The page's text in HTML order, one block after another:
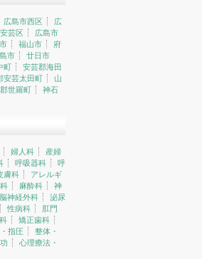
広島市西区
広
芸区
広島市
福山市
府
市
廿日市
町
安芸郡海田
安芸太田町
山
世羅町
神石
婦人科
産婦
呼吸器科
呼
膚科
アレルギ
麻酔科
神
脳神経外科
泌尿
性病科
肛門
矯正歯科
指圧
整体・
心理療法・